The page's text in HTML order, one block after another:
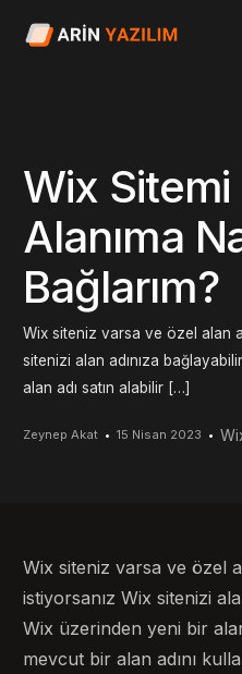
Wix Sitemi
Alanıma
Bağlarım?
Wix siteniz varsa ve özel alan
sitenizi alan adınıza
alan adı satın alabilir […]
Zeynep Akat 15 Nisan 2023
Wix siteniz varsa ve özel
istiyorsanız Wix sitenizi
Wix üzerinden yeni bir
mevcut bir alan adını